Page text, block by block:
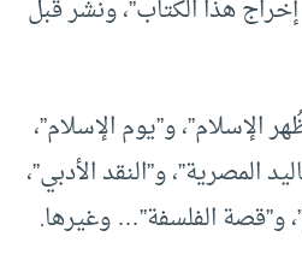
هذا الكتاب”، ونشر قبل
الإسلام”، و”يوم الإسلام”،
المصرية”، و”النقد الأدبي”،
و”قصة الفلسفة”… وغيرها.